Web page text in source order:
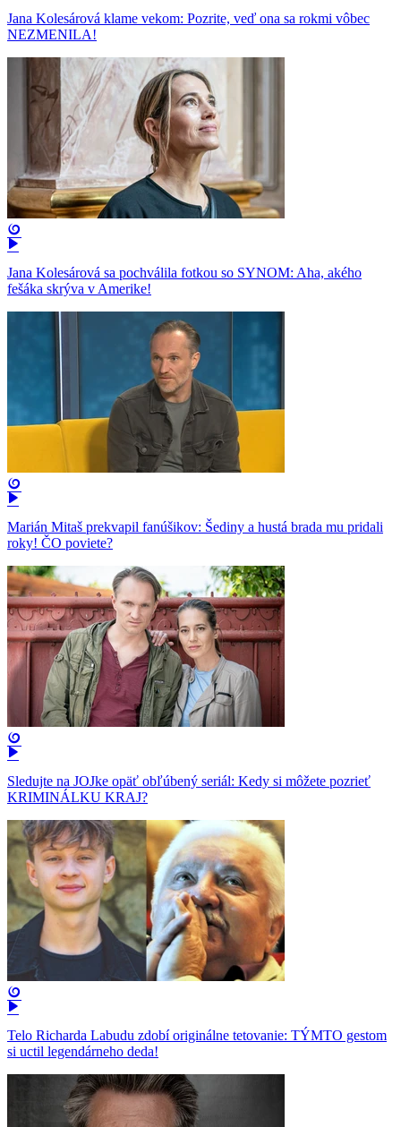
Jana Kolesárová klame vekom: Pozrite, veď ona sa rokmi vôbec
NEZMENILA!
Jana Kolesárová sa pochválila fotkou so SYNOM: Aha, akého
fešáka skrýva v Amerike!
Marián Mitaš prekvapil fanúšikov: Šediny a hustá brada mu pridali
roky! ČO poviete?
Sledujte na JOJke opäť obľúbený seriál: Kedy si môžete pozrieť
KRIMINÁLKU KRAJ?
Telo Richarda Labudu zdobí originálne tetovanie: TÝMTO gestom
si uctil legendárneho deda!